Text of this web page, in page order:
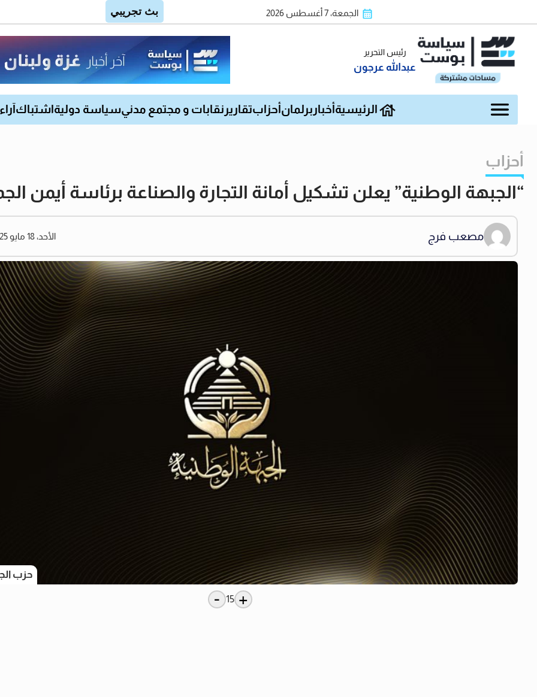
الجمعة، 7 أغسطس 2026
رئيس التحرير
عبدالله عرجون
الرئيسية أخبار برلمان أحزابتقارير نقابات و مجتمع مدنيسياسة دولية اشتباك
أحزاب
“الجبهة الوطنية” يعلن تشكيل أمانة التجارة والصناعة برئاسة أيمن
مصعب فرج الأحد، 18 مايو 2025 11:03 صباحًا
حزب
+
15
-